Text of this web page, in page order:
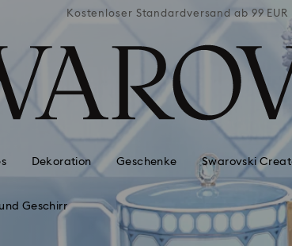
Kostenloser Standardversand ab 99 EUR
Dekoration Geschenke Swarovski
Geschirr